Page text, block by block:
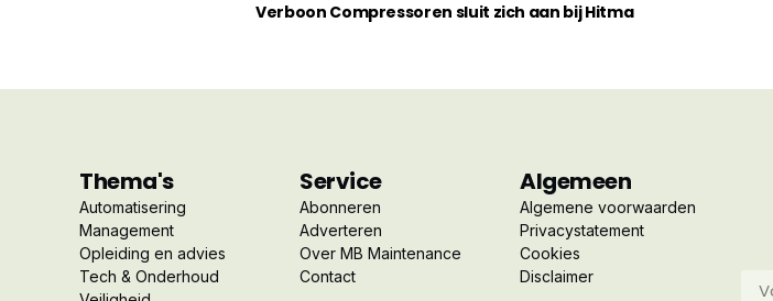
Verboon Compressoren sluit zich aan bij Hitma
Thema's
Automatisering
Management
Opleiding en advies
Tech & Onderhoud
Service
Abonneren
Adverteren
Over MB Maintenance
Contact
Algemeen
Algemene voorwaarden
Privacystatement
Cookies
Disclaimer